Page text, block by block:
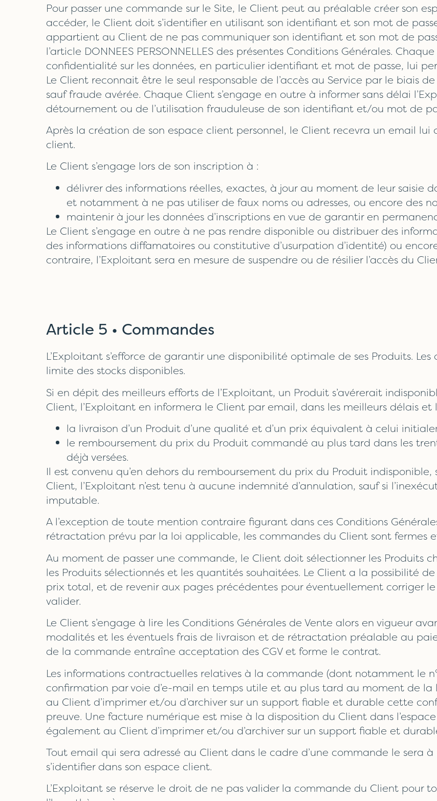
Pour passer une commande sur le Site, le Client peut au préalable créer son
accéder, le Client doit s’identifier en utilisant son identifiant et son mot de
appartient au Client de ne pas communiquer son identifiant et son mot de
l’article DONNEES PERSONNELLES des présentes Conditions Générales.
confidentialité sur les données, en particulier identifiant et mot de passe, lui
Le Client reconnait être le seul responsable de l’accès au Service par le biais
sauf fraude avérée. Chaque Client s’engage en outre à informer sans délai
détournement ou de l’utilisation frauduleuse de son identifiant et/ou mot de
Après la création de son espace client personnel, le Client recevra un email
client.
Le Client s’engage lors de son inscription à :
délivrer des informations réelles, exactes, à jour au moment de leur saisie
et notamment à ne pas utiliser de faux noms ou adresses, ou encore des
maintenir à jour les données d’inscriptions en vue de garantir en
Le Client s’engage en outre à ne pas rendre disponible ou distribuer des
des informations diffamatoires ou constitutive d’usurpation d’identité) ou
contraire, l’Exploitant sera en mesure de suspendre ou de résilier l’accès du
Article 5 • Commandes
L’Exploitant s’efforce de garantir une disponibilité optimale de ses Produits.
limite des stocks disponibles.
Si en dépit des meilleurs efforts de l’Exploitant, un Produit s’avérerait
Client, l’Exploitant en informera le Client par email, dans les meilleurs délais
la livraison d’un Produit d’une qualité et d’un prix équivalent à celui
le remboursement du prix du Produit commandé au plus tard dans les
déjà versées.
Il est convenu qu’en dehors du remboursement du prix du Produit
Client, l’Exploitant n’est tenu à aucune indemnité d’annulation, sauf si
imputable.
A l’exception de toute mention contraire figurant dans ces Conditions
rétractation prévu par la loi applicable, les commandes du Client sont fermes
Au moment de passer une commande, le Client doit sélectionner les Produits
les Produits sélectionnés et les quantités souhaitées. Le Client a la possibilité
prix total, et de revenir aux pages précédentes pour éventuellement corriger
valider.
Le Client s’engage à lire les Conditions Générales de Vente alors en vigueur
modalités et les éventuels frais de livraison et de rétractation préalable au
de la commande entraîne acceptation des CGV et forme le contrat.
Les informations contractuelles relatives à la commande (dont notamment le
confirmation par voie d’e-mail en temps utile et au plus tard au moment de la
au Client d’imprimer et/ou d’archiver sur un support fiable et durable cette
preuve. Une facture numérique est mise à la disposition du Client dans
également au Client d’imprimer et/ou d’archiver sur un support fiable et
Tout email qui sera adressé au Client dans le cadre d’une commande le sera
s’identifier dans son espace client.
L’Exploitant se réserve le droit de ne pas valider la commande du Client